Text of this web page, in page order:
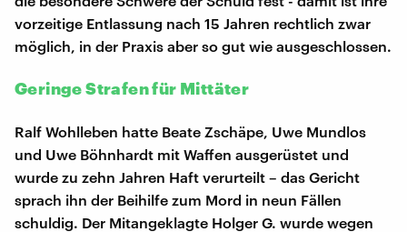
vorzeitige Entlassung nach 15 Jahren rechtlich zwar
möglich, in der Praxis aber so gut wie ausgeschlossen.
Geringe Strafen für Mittäter
Ralf Wohlleben hatte Beate Zschäpe, Uwe Mundlos
und Uwe Böhnhardt mit Waffen ausgerüstet und
wurde zu zehn Jahren Haft verurteilt – das Gericht
sprach ihn der Beihilfe zum Mord in neun Fällen
schuldig. Der Mitangeklagte Holger G. wurde wegen